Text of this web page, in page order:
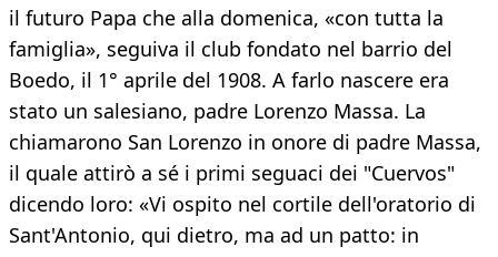
il futuro Papa che alla domenica, «con tutta la
famiglia», seguiva il club fondato nel barrio del
Boedo, il 1° aprile del 1908. A farlo nascere era
stato un salesiano, padre Lorenzo Massa. La
chiamarono San Lorenzo in onore di padre Massa,
il quale attirò a sé i primi seguaci dei "Cuervos"
dicendo loro: «Vi ospito nel cortile dell'oratorio di
Sant'Antonio, qui dietro, ma ad un patto: in